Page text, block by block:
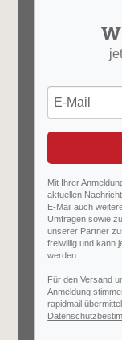
Mit Ihrer
aktuellen
E-Mail auch
Umfragen sowie
unserer Partner
freiwillig und kann
werden.
Für den Versand
Anmeldung
rapidmail